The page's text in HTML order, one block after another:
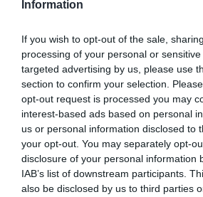
Information
If you wish to opt-out of the sale,
processing of your personal or
targeted advertising by us, please use
section to confirm your selection.
opt-out request is processed you may
interest-based ads based on personal
us or personal information disclosed to
your opt-out. You may separately opt-
disclosure of your personal information
IAB’s list of downstream participants.
also be disclosed by us to third parties
szokásában – azaz utazás
az ahhoz való ragaszkodás is,
ellenére is.